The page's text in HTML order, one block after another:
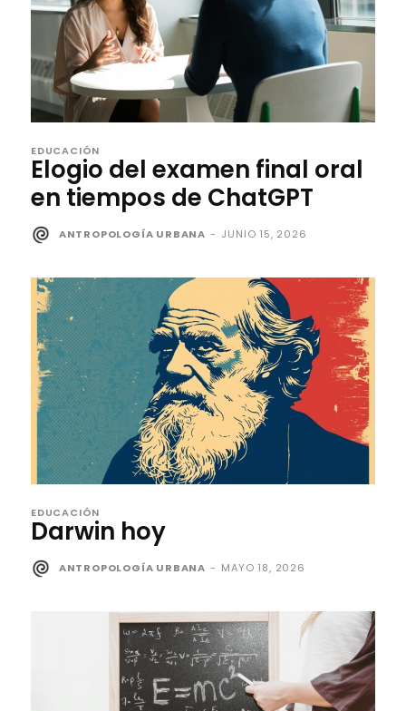
EDUCACIÓN
Elogio del examen final oral
en tiempos de ChatGPT
ANTROPOLOGÍA URBANA - JUNIO 15, 2026
EDUCACIÓN
Darwin hoy
ANTROPOLOGÍA URBANA - MAYO 18, 2026